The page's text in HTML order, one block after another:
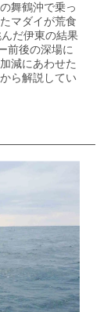
舞鶴沖で乗っ
マダイが荒食
だ伊東の結果
前後の深場に
減にあわせた
ら解説してい